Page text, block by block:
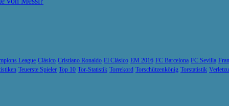
League Clásico Cristiano Ronaldo El Clásico EM 2016 FC Barcelona FC Sevilla
Teuerste Spieler Top 10 Tor-Statistik Torrekord Torschützenkönig Torstatistik